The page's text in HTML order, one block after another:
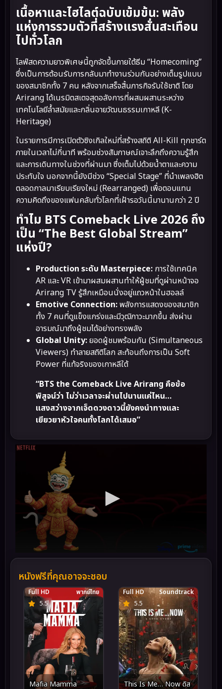
เนื้อหาและไฮไลต์ฉบับเข้มข้น: พลัง
แห่งการรวมตัวที่สร้างแรงสั่นสะเทือน
ไปทั่วโลก
ไลฟ์สดความยาวพิเศษนี้ถูกจัดขึ้นภายใต้ธีม “Homecoming”
ซึ่งเป็นการต้อนรับการกลับมาทำงานร่วมกันอย่างเต็มรูปแบบ
ของสมาชิกทั้ง 7 คน หลังจากเสร็จสิ้นภารกิจรับใช้ชาติ โดย
Arirang ได้เนรมิตสเตจสุดอลังการที่ผสมผสานระหว่าง
เทคโนโลยีล้ำสมัยและกลิ่นอายวัฒนธรรมเกาหลี (K-
Heritage)
ในรายการมีการเปิดตัวซิงเกิลใหม่ที่สร้างสถิติ All-Kill ทุกชาร์ต
ภายในเวลาไม่กี่นาที พร้อมช่วงสัมภาษณ์เจาะลึกถึงความรู้สึก
และการเดินทางในช่วงที่ผ่านมา ซึ่งเต็มไปด้วยน้ำตาและความ
ประทับใจ นอกจากนี้ยังมีช่วง “Special Stage” ที่นำเพลงฮิต
ตลอดกาลมาเรียบเรียงใหม่ (Rearranged) เพื่อตอบแทน
ความคิดถึงของแฟนคลับทั่วโลกที่เฝ้ารอวันนี้มานานกว่า 2 ปี
ทำไม BTS Comeback Live 2026 ถึง
เป็น “The Best Global Stream”
แห่งปี?
Production ระดับ Masterpiece: การใช้เทคนิค
AR และ VR เข้ามาผสมผสานทำให้ผู้ชมที่ดูผ่านหน้าจอ
Arirang TV รู้สึกเหมือนนั่งอยู่แถวหน้าในฮอลล์
Emotive Connection:พลังการแสดงของสมาชิก
ทั้ง 7 คนที่ดูแข็งแกร่งและมีวุฒิภาวะมากขึ้น ส่งผ่าน
อารมณ์มาถึงผู้ชมได้อย่างทรงพลัง
Global Unity:ยอดผู้ชมพร้อมกัน (Simultaneous
Viewers) ทำลายสถิติโลก สะท้อนถึงการเป็น Soft
Power ที่แท้จริงของเกาหลีใต้
“BTS the Comeback Live Arirang คือข้อ
พิสูจน์ว่า ไม่ว่าเวลาจะผ่านไปนานแค่ไหน…
แสงสว่างจากเจ็ดดวงดาวนี้ยังคงนำทางและ
เยียวยาหัวใจคนทั้งโลกได้เสมอ”
หนังฟรีที่คุณอาจจะชอบ
5.5
Full HD พากย์ไทย
Mafia Mamma
5.5
Full HD Soundtrack
This Is Me… Now ดิส